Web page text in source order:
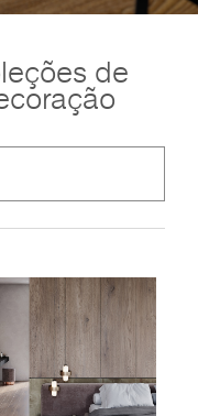
de